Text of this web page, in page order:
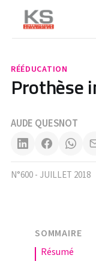
RÉÉDUCATION
Prothèse
AUDE QUESNOT
N°600 - JUILLET 2018
SOMMAIRE
résumé